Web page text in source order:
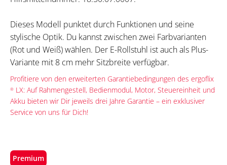
Dieses Modell punktet durch Funktionen und seine
stylische Optik. Du kannst zwischen zwei Farbvarianten
(Rot und Weiß) wählen. Der E-Rollstuhl ist auch als Plus-
Variante mit 8 cm mehr Sitzbreite verfügbar.
Profitiere von den erweiterten Garantiebedingungen des ergoflix
® LX: Auf Rahmengestell, Bedienmodul, Motor, Steuereinheit und
Akku bieten wir Dir jeweils drei Jahre Garantie – ein exklusiver
Service von uns für Dich!
Premium